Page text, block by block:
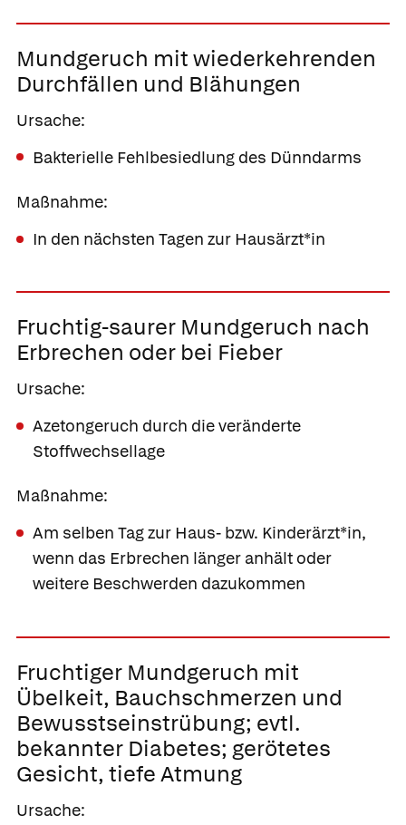
Mundgeruch mit wiederkehrenden
Durchfällen und Blähungen
Ursache:
Bakterielle Fehlbesiedlung des Dünndarms
Maßnahme:
In den nächsten Tagen zur Hausärzt*in
Fruchtig-saurer Mundgeruch nach
Erbrechen oder bei Fieber
Ursache:
Azetongeruch durch die veränderte
Stoffwechsellage
Maßnahme:
Am selben Tag zur Haus- bzw. Kinderärzt*in,
wenn das Erbrechen länger anhält oder
weitere Beschwerden dazukommen
Fruchtiger Mundgeruch mit
Übelkeit, Bauchschmerzen und
Bewusstseinstrübung; evtl.
bekannter Diabetes; gerötetes
Gesicht, tiefe Atmung
Ursache: